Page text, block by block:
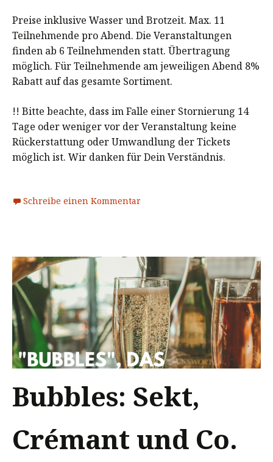
Preise inklusive Wasser und Brotzeit. Max. 11
Teilnehmende pro Abend. Die Veranstaltungen
finden ab 6 Teilnehmenden statt. Übertragung
möglich. Für Teilnehmende am jeweiligen Abend 8%
Rabatt auf das gesamte Sortiment.
!! Bitte beachte, dass im Falle einer Stornierung 14
Tage oder weniger vor der Veranstaltung keine
Rückerstattung oder Umwandlung der Tickets
möglich ist. Wir danken für Dein Verständnis.
Schreibe einen Kommentar
Bubbles: Sekt,
Crémant und Co.